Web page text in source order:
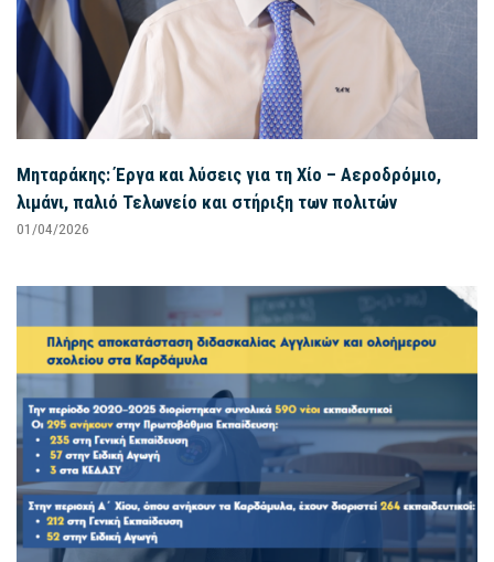
Μηταράκης: Έργα και λύσεις για τη Χίο – Αεροδρόμιο,
λιμάνι, παλιό Τελωνείο και στήριξη των πολιτών
01/04/2026